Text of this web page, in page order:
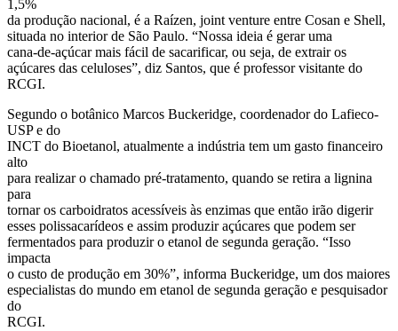
1,5%
da produção nacional, é a Raízen, joint venture entre Cosan e Shell,
situada no interior de São Paulo. “Nossa ideia é gerar uma
cana-de-açúcar mais fácil de sacarificar, ou seja, de extrair os
açúcares das celuloses”, diz Santos, que é professor visitante do
RCGI.
Segundo o botânico Marcos Buckeridge, coordenador do Lafieco-
USP e do
INCT do Bioetanol, atualmente a indústria tem um gasto financeiro
alto
para realizar o chamado pré-tratamento, quando se retira a lignina
para
tornar os carboidratos acessíveis às enzimas que então irão digerir
esses polissacarídeos e assim produzir açúcares que podem ser
fermentados para produzir o etanol de segunda geração. “Isso
impacta
o custo de produção em 30%”, informa Buckeridge, um dos maiores
especialistas do mundo em etanol de segunda geração e pesquisador
do
RCGI.